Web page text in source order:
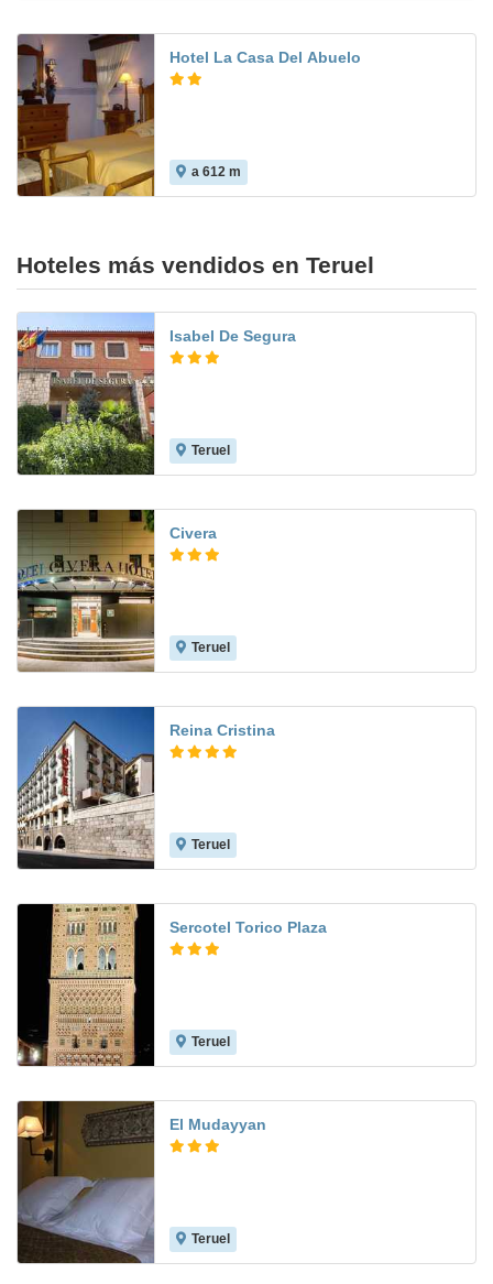
Hotel La Casa Del Abuelo
a 612 m
Hoteles más vendidos en Teruel
Isabel De Segura
Teruel
Civera
Teruel
Reina Cristina
Teruel
Sercotel Torico Plaza
Teruel
El Mudayyan
Teruel